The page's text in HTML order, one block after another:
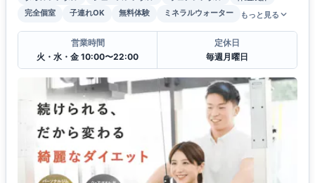
完全個室
子連れOK 無料体験 ミネラルウォーター もっと見る
営業時間
火・水・金 10:00〜22:00
定休日
毎週月曜日